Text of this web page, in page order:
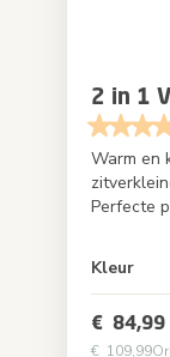
2 in 1
Warm en
Perfecte
Kleur
€ 84,99
€ 109,99